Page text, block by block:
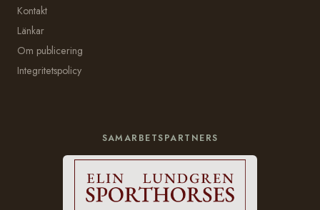
Kontakt
Länkar
Om publicering
Integritetspolicy
SAMARBETSPARTNERS